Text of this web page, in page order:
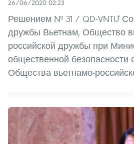
26/06/2020 02:23
Решением № 31 / QD-VNTƯ
дружбы Вьетнам, Общество
российской дружбы при
общественной безопасности
Общества вьетнамо-